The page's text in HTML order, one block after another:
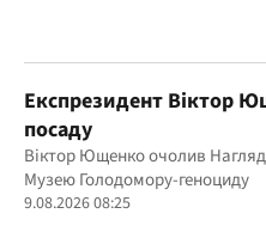
Експрезидент Віктор
посаду
Віктор Ющенко очолив
Музею Голодомору-геноциду
9.08.2026 08:25